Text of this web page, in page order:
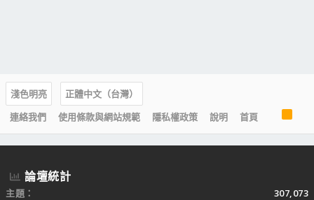
淺色明亮
正體中文（台灣）
連絡我們
使用條款與網站規範 隱私權政策 說明 首頁
R
S
S
論壇統計
主題
307,073